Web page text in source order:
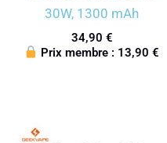
30W, 1300 mAh
34,90 €
Prix membre : 13,90€